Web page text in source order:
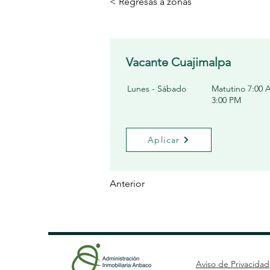
Vacante Cuajimalpa
Lunes - Sábado
Matutino 7:00
3:00 PM
Aplicar
Anterior
Aviso de Privacidad